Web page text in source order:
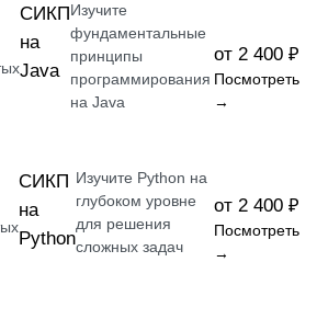
СИКП
на
Java
Изучите
фундаментальные
принципы
программирования
на Java
от 2 400 ₽
Посмотреть
→
СИКП
на
Python
Изучите Python на
глубоком уровне
для решения
сложных задач
от 2 400 ₽
Посмотреть
→